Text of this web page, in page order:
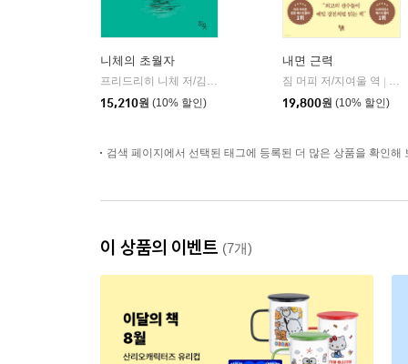
니체의 초월자
프리드리히 니체 저/김철 편역
15,210원 (10% 할인)
내면 근력
짐 머피 저/지여울 역
윌
19,800원 (10% 할인)
검색 페이지에서 선택된 태그에 등록된 더 많은 상품을 확인해
이 상품의 이벤트 (7개)